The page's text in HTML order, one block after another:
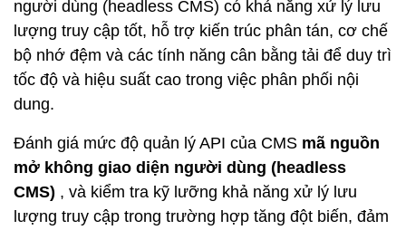
người dùng (headless CMS) có khả năng xử lý lưu
lượng truy cập tốt, hỗ trợ kiến ​​trúc phân tán, cơ chế
bộ nhớ đệm và các tính năng cân bằng tải để duy trì
tốc độ và hiệu suất cao trong việc phân phối nội
dung.
Đánh giá mức độ quản lý API của CMS mã nguồn
mở không giao diện người dùng (headless
CMS) , và kiểm tra kỹ lưỡng khả năng xử lý lưu
lượng truy cập trong trường hợp tăng đột biến, đảm